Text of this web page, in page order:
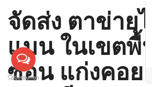
จัดส่ง ตาข่าย
แมน ในเขตพื้
ซ้อน แก่งคอย